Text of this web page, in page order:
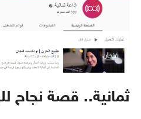
ثمانية.. قصة نجاح